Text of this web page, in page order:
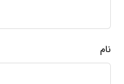
نام